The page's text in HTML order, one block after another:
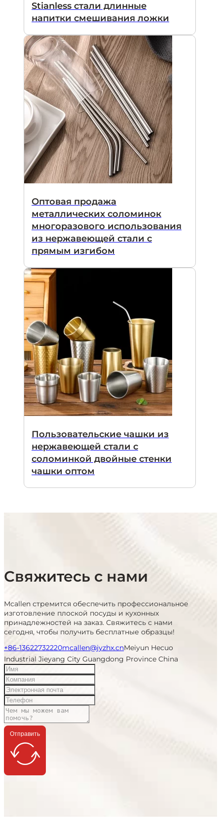
Stianless стали длинные
напитки смешивания ложки
Оптовая продажа
металлических соломинок
многоразового использования
из нержавеющей стали с
прямым изгибом
Пользовательские чашки из
нержавеющей стали с
соломинкой двойные стенки
чашки оптом
Свяжитесь с нами
Mcallen стремится обеспечить профессиональное
изготовление плоской посуды и кухонных
принадлежностей на заказ. Свяжитесь с нами
сегодня, чтобы получить бесплатные образцы!
+86-13622732220mcallen@jyzhx.cnMeiyun Hecuo
Industrial Jieyang City Guangdong Province China
Отправить